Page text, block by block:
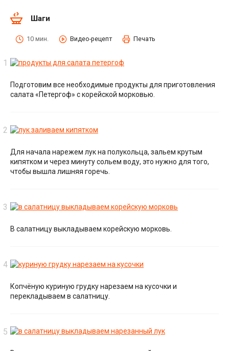
Шаги
10 мин. Видео-рецепт Печать
Подготовим все необходимые продукты для приготовления
салата «Петергоф» с корейской морковью.
Для начала нарежем лук на полукольца, зальем крутым
кипятком и через минуту сольем воду, это нужно для того,
чтобы вышла лишняя горечь.
В салатницу выкладываем корейскую морковь.
Копчёную куриную грудку нарезаем на кусочки и
перекладываем в салатницу.